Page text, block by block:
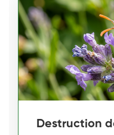
Destruction